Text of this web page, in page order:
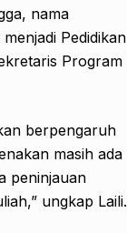
nama
Pedidikan
Program
berpengaruh
masih ada
peninjauan
ungkap Laili.